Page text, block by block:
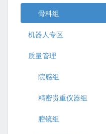
骨科组
机器人专区
质量管理
院感组
精密贵重仪器组
腔镜组